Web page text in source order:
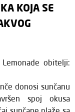
KOJA SE
Lemonade obitelji:
donosi sunčanu
spoj okusa